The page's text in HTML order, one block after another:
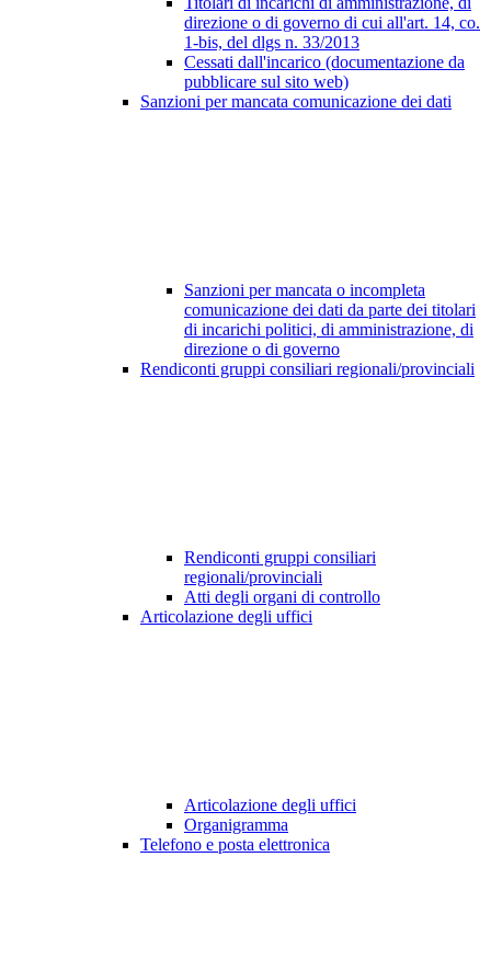
direzione o di governo di cui all'art. 14, co.
1-bis, del dlgs n. 33/2013
Cessati dall'incarico (documentazione da
pubblicare sul sito web)
Sanzioni per mancata comunicazione dei dati
Sanzioni per mancata o incompleta
comunicazione dei dati da parte dei titolari
di incarichi politici, di amministrazione, di
direzione o di governo
Rendiconti gruppi consiliari regionali/provinciali
Rendiconti gruppi consiliari
regionali/provinciali
Atti degli organi di controllo
Articolazione degli uffici
Articolazione degli uffici
Organigramma
Telefono e posta elettronica